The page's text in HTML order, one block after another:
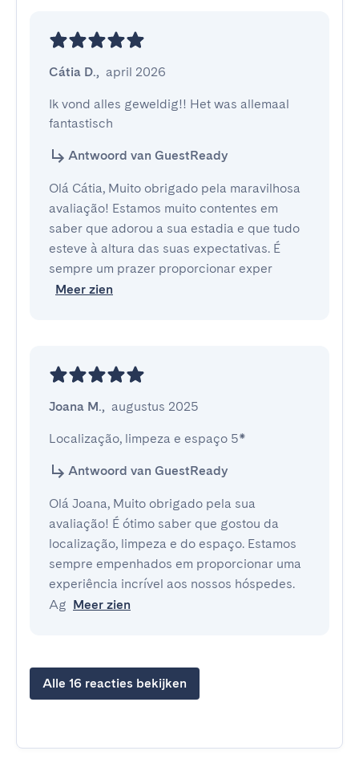
Cátia D., april 2026
Ik vond alles geweldig!! Het was allemaal
fantastisch
Antwoord van GuestReady
Olá Cátia, Muito obrigado pela maravilhosa
avaliação! Estamos muito contentes em
saber que adorou a sua estadia e que tudo
esteve à altura das suas expectativas. É
sempre um prazer proporcionar exper
Meer zien
Joana M., augustus 2025
Localização, limpeza e espaço 5*
Antwoord van GuestReady
Olá Joana, Muito obrigado pela sua
avaliação! É ótimo saber que gostou da
localização, limpeza e do espaço. Estamos
sempre empenhados em proporcionar uma
experiência incrível aos nossos hóspedes.
Ag Meer zien
Alle 16 reacties bekijken